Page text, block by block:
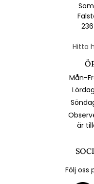
236
Hitta
Mån-
Lördag
är
Följ oss